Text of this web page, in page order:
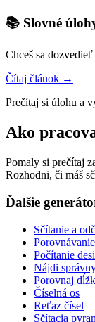
📚 Slovné
Chceš sa
Čítaj článok →
Prečítaj si úlohu a
Ako
Pomaly si prečítaj
Rozhodni, či máš
Ďalšie
Sčítanie a
Počítanie
Nájdi
Porovnaj
Číselná os
Reťaz čísel
Sčítacia